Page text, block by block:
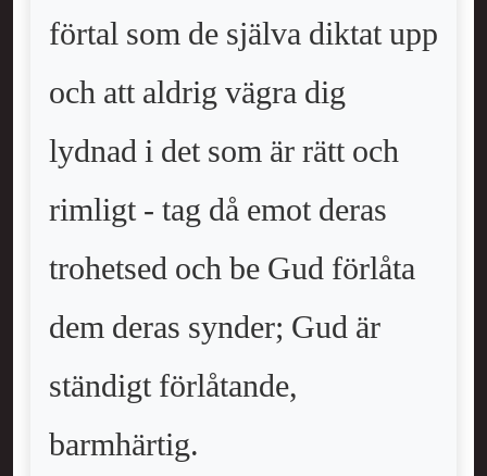
förtal som de själva diktat upp
och att aldrig vägra dig
lydnad i det som är rätt och
rimligt - tag då emot deras
trohetsed och be Gud förlåta
dem deras synder; Gud är
ständigt förlåtande,
barmhärtig.